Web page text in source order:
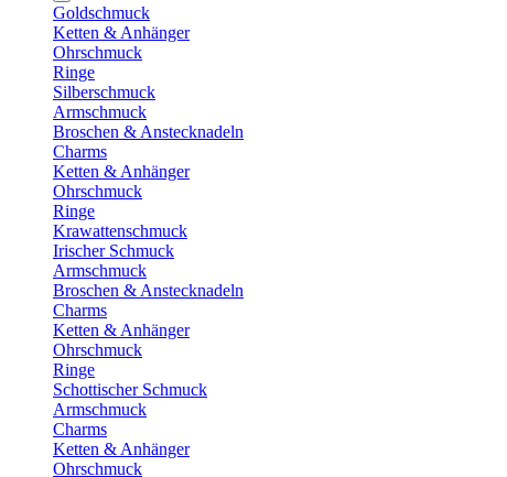
Goldschmuck
Ketten & Anhänger
Ohrschmuck
Ringe
Silberschmuck
Armschmuck
Broschen & Anstecknadeln
Charms
Ketten & Anhänger
Ohrschmuck
Ringe
Krawattenschmuck
Irischer Schmuck
Armschmuck
Broschen & Anstecknadeln
Charms
Ketten & Anhänger
Ohrschmuck
Ringe
Schottischer Schmuck
Armschmuck
Charms
Ketten & Anhänger
Ohrschmuck